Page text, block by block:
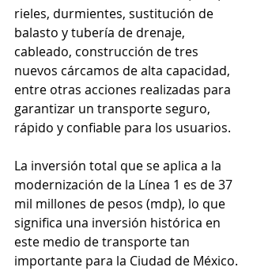
rieles, durmientes, sustitución de
balasto y tubería de drenaje,
cableado, construcción de tres
nuevos cárcamos de alta capacidad,
entre otras acciones realizadas para
garantizar un transporte seguro,
rápido y confiable para los usuarios.
La inversión total que se aplica a la
modernización de la Línea 1 es de 37
mil millones de pesos (mdp), lo que
significa una inversión histórica en
este medio de transporte tan
importante para la Ciudad de México.